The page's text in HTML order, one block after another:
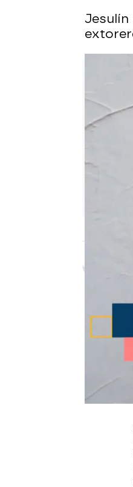
Jesulín